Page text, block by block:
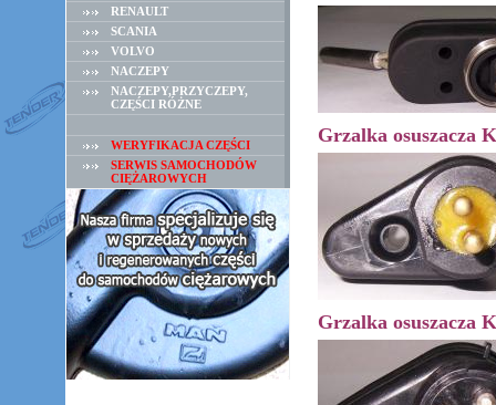
RENAULT
SCANIA
VOLVO
NACZEPY
NACZEPY,PRZYCZEPY,
CZĘŚCI RÓŻNE
WERYFIKACJA CZĘŚCI
SERWIS SAMOCHODÓW
CIĘŻAROWYCH
Grzalka osuszacza
Grzalka osuszacza